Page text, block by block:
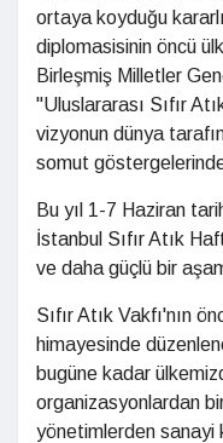
ortaya koyduğu
diplomasisinin öncü
Birleşmiş Milletler
"Uluslararası Sıfır
vizyonun dünya
somut
Bu yıl 1-7 Haziran
İstanbul Sıfır Atık
ve daha güçlü bir
Sıfır Atık Vakfı'nın
himayesinde
bugüne kadar
organizasyonlardan
yönetimlerden sanayi